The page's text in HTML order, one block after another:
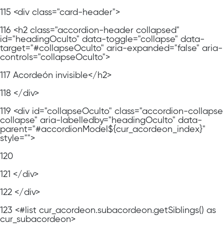
115 <div class="card-header">
116 <h2 class="accordion-header collapsed"
id="headingOculto" data-toggle="collapse" data-
target="#collapseOculto" aria-expanded="false" aria-
controls="collapseOculto">
117 Acordeón invisible</h2>
118 </div>
119 <div id="collapseOculto" class="accordion-collapse
collapse" aria-labelledby="headingOculto" data-
parent="#accordionModel${cur_acordeon_index}"
style="">
120
121 </div>
122 </div>
123 <#list cur_acordeon.subacordeon.getSiblings() as
cur_subacordeon>